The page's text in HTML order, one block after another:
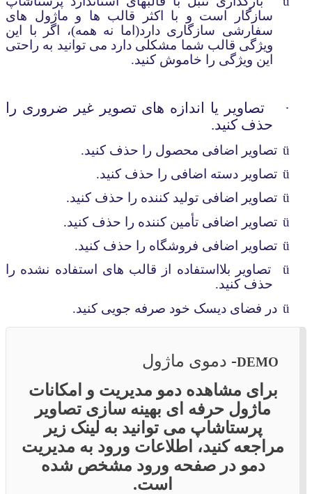
سازگار است و با اکثر قالب ها و ماژول های
سفارشی سازگاری دارد(اما نه همه)، اگر با این
ویژگی قالب شما مشکلی دارد می توانید به راحتی
این ویژگی را خاموش کنید.
·
تصاویر یا اندازه های تصویر غیر ضروری را
حذف کنید.
ü تصاویر اضافی محصول را حذف کنید.
ü تصاویر دسته اضافی را حذف کنید.
ü تصاویر اضافی تولید کننده را حذف کنید.
ü تصاویر اضافی تأمین کننده را حذف کنید.
ü تصاویر اضافی فروشگاه را حذف کنید.
ü
تصاویر بلااستفاده از قالب های استفاده نشده را
حذف کنید.
ü در فضای دیسک خود صرفه جویی کنید.
DEMO
- دموی ماژول
برای مشاهده دمو مدیریت و امکانات
ماژول حرفه ای بهینه سازی تصاویر
پرستاشاپ می توانید به لینک زیر
مراجعه کنید، اطلاعات ورود به مدیریت
دمو در صفحه ورود مشخص شده
است.